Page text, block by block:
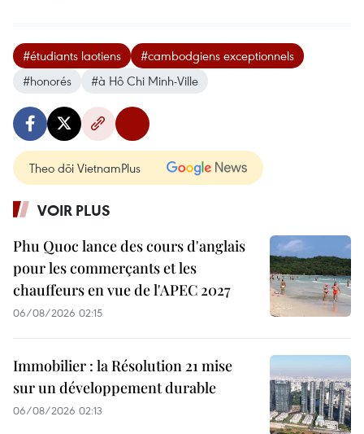
#étudiants laotiens
#cambodgiens exceptionnels
#honorés
#à Hô Chi Minh-Ville
Theo dõi VietnamPlus
VOIR PLUS
Phu Quoc lance des cours d'anglais
pour les commerçants et les
chauffeurs en vue de l'APEC 2027
06/08/2026 02:15
Immobilier : la Résolution 21 mise
sur un développement durable
06/08/2026 02:13